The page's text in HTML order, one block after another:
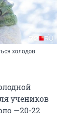
холодов
учеников
—20-22